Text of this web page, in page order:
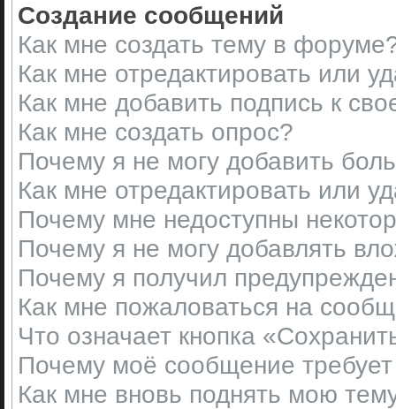
Создание сообщений
Как мне создать тему в
Как мне отредактировать или
Как мне добавить подпись к
Как мне создать опрос?
Почему я не могу добавить
Как мне отредактировать или
Почему мне недоступны
Почему я не могу добавлять
Почему я получил
Как мне пожаловаться на
Что означает кнопка
Почему моё сообщение
Как мне вновь поднять мою